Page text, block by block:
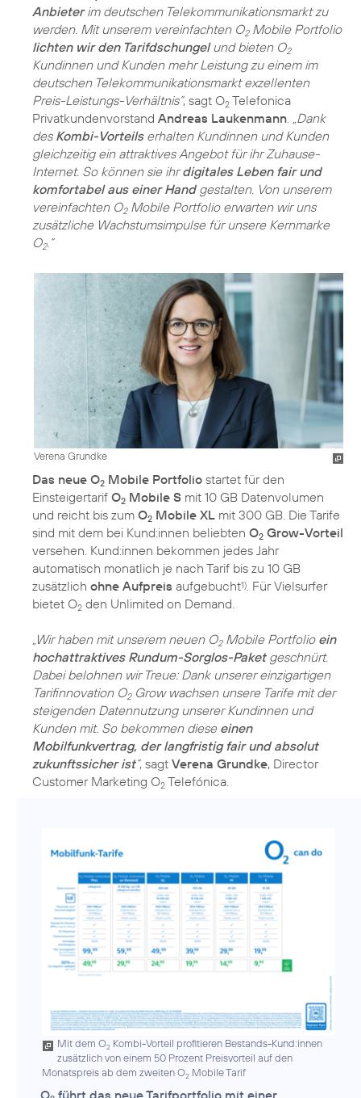
Anbieterim deutschen Telekommunikationsmarkt zu
werden. Mit unserem vereinfachten O2Mobile Portfolio
lichten wir den Tarifdschungelund bieten O2
Kundinnen und Kunden mehr Leistung zu einem im
deutschen Telekommunikationsmarkt exzellenten
Preis-Leistungs-Verhältnis“, sagt O2 Telefonica
Privatkundenvorstand Andreas Laukenmann. „Dank
des Kombi-Vorteilserhalten Kundinnen und Kunden
gleichzeitig ein attraktives Angebot für ihr Zuhause-
Internet. So können sie ihrdigitales Leben fair und
komfortabel aus einer Handgestalten. Von unserem
vereinfachten O2Mobile Portfolio erwarten wir uns
zusätzliche Wachstumsimpulse für unsere Kernmarke
O2.“
Verena Grundke
Das neue O2 Mobile Portfolio startet für den
Einsteigertarif O2 Mobile S mit 10 GB Datenvolumen
und reicht bis zum O2 Mobile XL mit 300 GB. Die Tarife
sind mit dem bei Kund:innen beliebten O2 Grow-Vorteil
versehen. Kund:innen bekommen jedes Jahr
automatisch monatlich je nach Tarif bis zu 10 GB
zusätzlich ohne Aufpreis aufgebucht1) . Für Vielsurfer
bietet O2 den Unlimited on Demand.
„Wir haben mit unserem neuen O2Mobile Portfolio ein
hochattraktives Rundum-Sorglos-Paketgeschnürt.
Dabei belohnen wir Treue: Dank unserer einzigartigen
Tarifinnovation O2Grow wachsen unsere Tarife mit der
steigenden Datennutzung unserer Kundinnen und
Kunden mit. So bekommen diese einen
Mobilfunkvertrag, der langfristig fair und absolut
zukunftssicher ist“, sagt Verena Grundke, Director
Customer Marketing O2 Telefónica.
Mit dem O2 Kombi-Vorteil profitieren Bestands-Kund:innen
zusätzlich von einem 50 Prozent Preisvorteil auf den
Monatspreis ab dem zweiten O2 Mobile Tarif